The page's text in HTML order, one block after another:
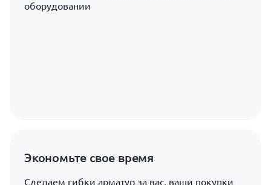
оборудовании
Экономьте свое время
Сделаем гибки арматур за вас, ваши покупки